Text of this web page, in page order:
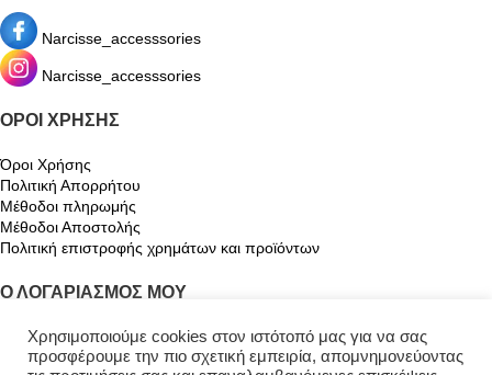
Narcisse_accesssories
Narcisse_accesssories
ΌΡΟΙ ΧΡΉΣΗΣ
Όροι Χρήσης
Πολιτική Απορρήτου
Μέθοδοι πληρωμής
Μέθοδοι Αποστολής
Πολιτική επιστροφής χρημάτων και προϊόντων
Ο ΛΟΓΑΡΙΑΣΜΌΣ ΜΟΥ
Ο λογαριασμός μου
Καλάθι
Χρησιμοποιούμε cookies στον ιστότοπό μας για να σας
προσφέρουμε την πιο σχετική εμπειρία, απομνημονεύοντας